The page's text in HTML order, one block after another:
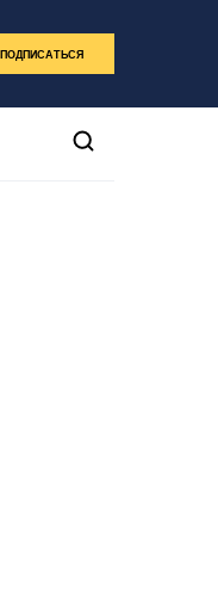
ПОДПИСАТЬСЯ